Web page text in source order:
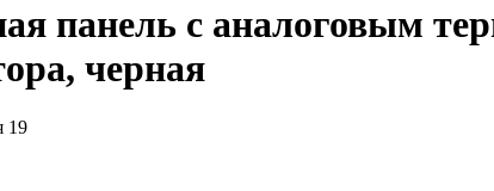
панель с аналоговым
черная